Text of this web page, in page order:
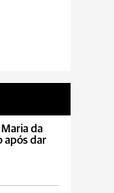
da
após dar